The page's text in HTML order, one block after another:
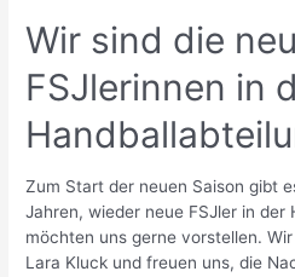
Wir sind die
FSJlerinnen in
Zum Start der neuen Saison gibt
Jahren, wieder neue FSJler in der
möchten uns gerne vorstellen.
Lara Kluck und freuen uns, die